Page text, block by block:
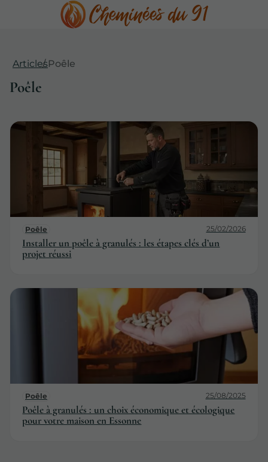
ArticlesPoêle
Poêle
Poêle 25/02/2026
Installer un poêle à granulés : les étapes clés d’un
projet réussi
Poêle 25/08/2025
Poêle à granulés : un choix économique et écologique
pour votre maison en Essonne